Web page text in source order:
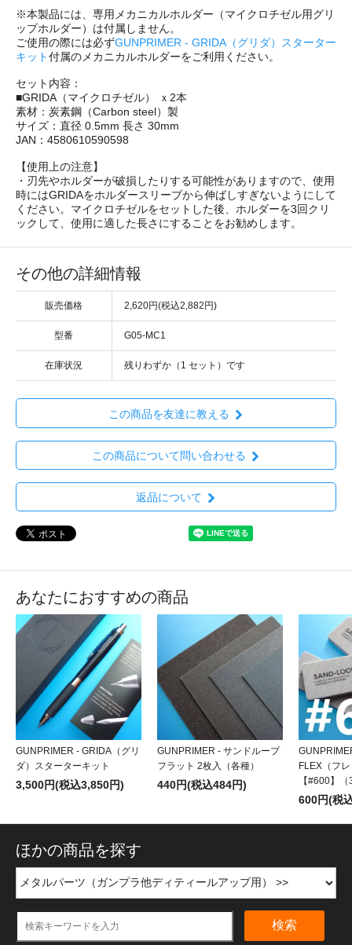
※本製品には、専用メカニカルホルダー（マイクロチゼル用グリ
ップホルダー）は付属しません。
ご使用の際には必ずGUNPRIMER - GRIDA（グリダ）スターター
キット付属のメカニカルホルダーをご利用ください。
セット内容：
■GRIDA（マイクロチゼル） ｘ2本
素材：炭素鋼（Carbon steel）製
サイズ：直径 0.5mm 長さ 30mm
JAN：4580610590598
【使用上の注意】
・刃先やホルダーが破損したりする可能性がありますので、使用
時にはGRIDAをホルダースリーブから伸ばしすぎないようにして
ください。マイクロチゼルをセットした後、ホルダーを3回クリ
ックして、使用に適した長さにすることをお勧めします。
その他の詳細情報
販売価格 2,620円(税込2,882円)
型番 G05-MC1
在庫状況 残りわずか（1 セット）です
この商品を友達に教える
この商品について問い合わせる
返品について
あなたにおすすめの商品
GUNPRIMER - GRIDA（グリ
ダ）スターターキット
3,500円(税込3,850円)
GUNPRIMER - サンドループ
フラット 2枚入（各種）
440円(税込484円)
FLEX（フ
【#600】
600円(税
ほかの商品を探す
検索